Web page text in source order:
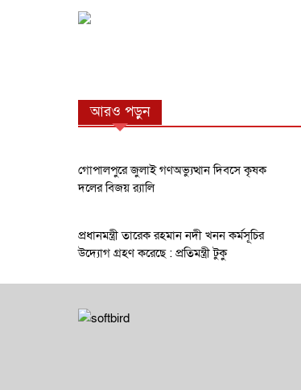
আরও পড়ুন
গোপালপুরে জুলাই গণঅভ্যুত্থান দিবসে কৃষক
দলের বিজয় র‍্যালি
প্রধানমন্ত্রী তারেক রহমান নদী খনন কর্মসূচির
উদ্যোগ গ্রহণ করেছে : প্রতিমন্ত্রী টুকু